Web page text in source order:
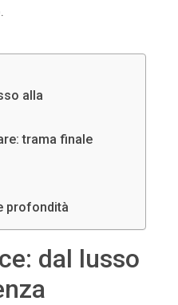
alla
trama finale
profondità
dal lusso